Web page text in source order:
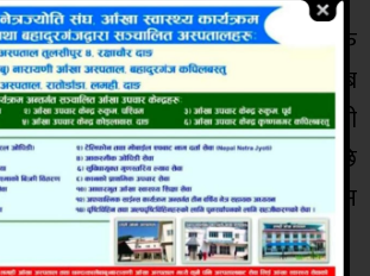
सुरु भएसँगै जिल्लामा आउने आन्तरिक
संख्यामा पनि वृद्धि हुँदै गएको छ । करिब
लामो स्थलमार्गबाट यात्रा गरेर राजधानी
यात्रुहरूले बताउँछन् । सेवा सुरु भएपछि
५० मिनेटमा गुल्मीबाट राजधानी जान